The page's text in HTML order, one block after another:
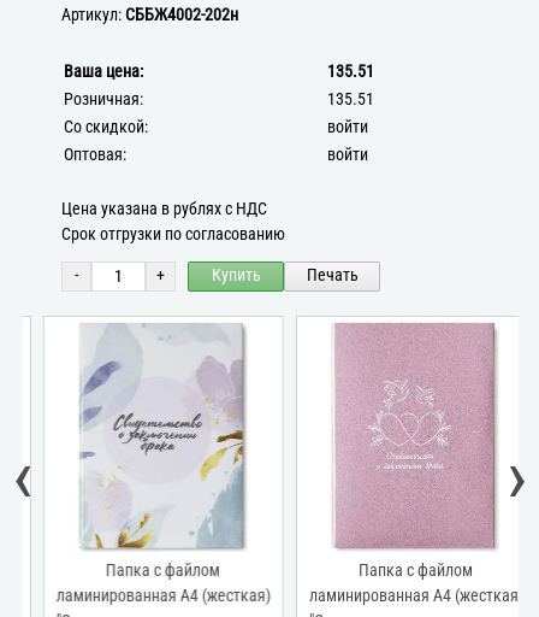
Артикул:СББЖ4002-202н
Ваша цена:
135.51
Розничная:
135.51
Со скидкой:
войти
Оптовая:
войти
Цена указана в рублях с НДС
Срок отгрузки по согласованию
- + Купить Печать
Папка с файлом
ламинированная А4 (жесткая)
Папка с файлом
ламинированная А4 (жесткая)
‹ ›